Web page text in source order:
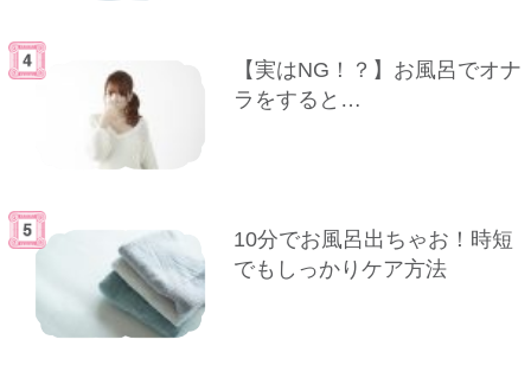
【実はNG！？】お風呂でオナ
ラをすると…
10分でお風呂出ちゃお！時短
でもしっかりケア方法